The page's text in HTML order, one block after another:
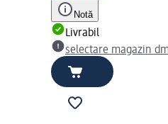
Notă
Livrabil
selectare magazin